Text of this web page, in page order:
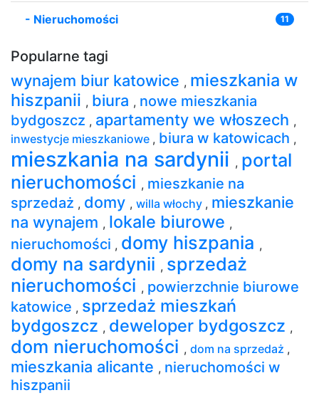
- Nieruchomości 11
Popularne tagi
wynajem biur katowice , mieszkania w
hiszpanii , biura , nowe mieszkania
bydgoszcz , apartamenty we włoszech ,
inwestycje mieszkaniowe , biura w katowicach ,
mieszkania na sardynii , portal
nieruchomości , mieszkanie na
sprzedaż , domy , willa włochy , mieszkanie
na wynajem , lokale biurowe ,
nieruchomości , domy hiszpania ,
domy na sardynii , sprzedaż
nieruchomości , powierzchnie biurowe
katowice , sprzedaż mieszkań
bydgoszcz , deweloper bydgoszcz ,
dom nieruchomości , dom na sprzedaż ,
mieszkania alicante , nieruchomości w
hiszpanii